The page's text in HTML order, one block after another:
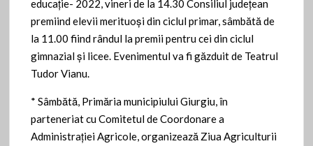
educaţie- 2022, vineri de la 14.30 Consiliul judeţean
premiind elevii merituoşi din ciclul primar, sâmbătă de
la 11.00 fiind rândul la premii pentru cei din ciclul
gimnazial şi licee. Evenimentul va fi găzduit de Teatrul
Tudor Vianu.
* Sâmbătă, Primăria municipiului Giurgiu, în
parteneriat cu Comitetul de Coordonare a
Administrației Agricole, organizează Ziua Agriculturii